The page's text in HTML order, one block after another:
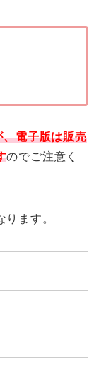
電子版は販売
のでご注意く
ます。